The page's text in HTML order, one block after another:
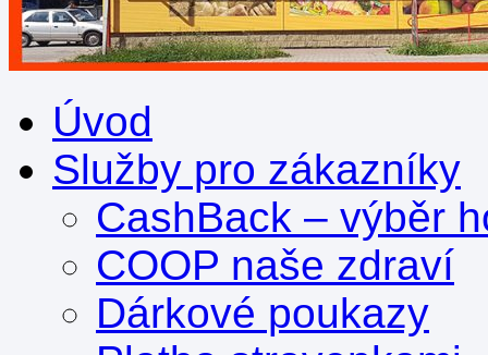
Úvod
Služby pro zákazníky
CashBack – výběr
COOP naše zdraví
Dárkové poukazy